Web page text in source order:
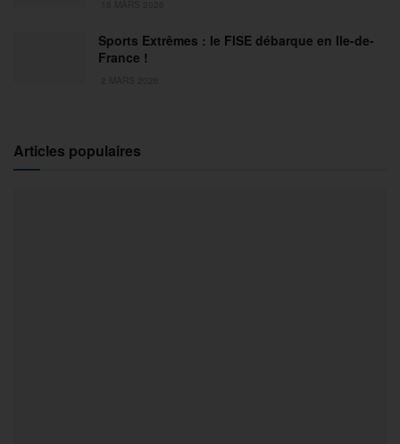
Sports Extrêmes : le FISE débarque en Ile-de-
France !
Articles populaires